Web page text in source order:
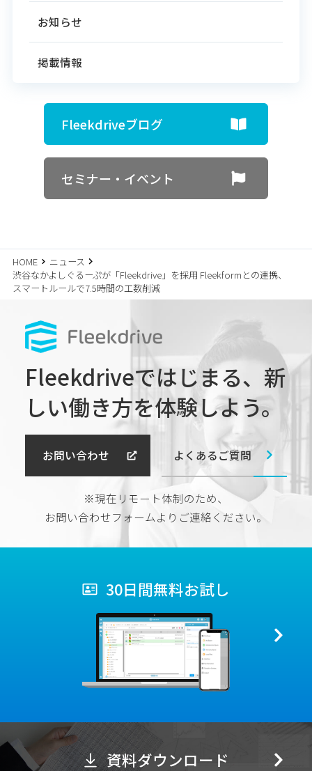
お知らせ
掲載情報
Fleekdriveブログ
セミナー・イベント
HOME
ニュース
渋谷なかよしぐるーぷが「Fleekdrive」を採用 Fleekformとの連携、
スマートルールで7.5時間の工数削減
Fleekdriveではじまる、 新
しい働き方を体験しよう。
お問い合わせ よくあるご質問
※現在リモート体制のため、
お問い合わせフォームよりご連絡ください。
30日間無料お試し
資料ダウンロード